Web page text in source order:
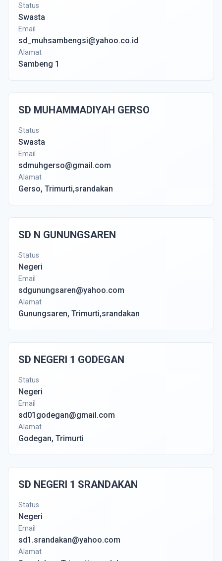
Status
Swasta
Email
sd_muhsambengsi@yahoo.co.id
Alamat
Sambeng 1
SD MUHAMMADIYAH GERSO
Status
Swasta
Email
sdmuhgerso@gmail.com
Alamat
Gerso, Trimurti,srandakan
SD N GUNUNGSAREN
Status
Negeri
Email
sdgunungsaren@yahoo.com
Alamat
Gunungsaren, Trimurti,srandakan
SD NEGERI 1 GODEGAN
Status
Negeri
Email
sd01godegan@gmail.com
Alamat
Godegan, Trimurti
SD NEGERI 1 SRANDAKAN
Status
Negeri
Email
sd1.srandakan@yahoo.com
Alamat